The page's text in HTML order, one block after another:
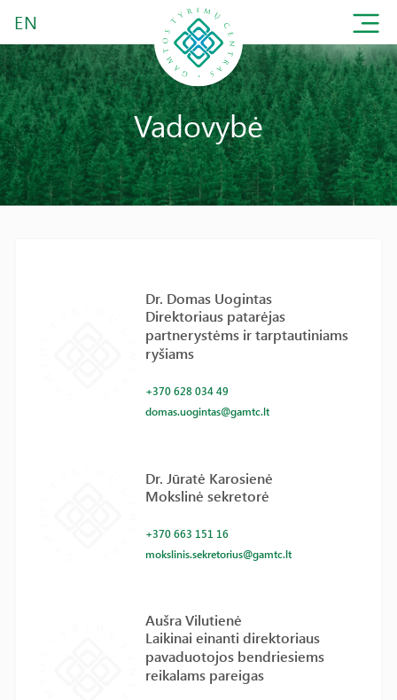
EN
Vadovybė
Aušra Vilutienė
Laikinai einanti direktoriaus
pavaduotojos bendriesiems
reikalams pareigas
Dr. Jūratė Karosienė
Mokslinė sekretorė
+370 663 151 16
mokslinis.sekretorius@gamtc.lt
Dr. Domas Uogintas
Direktoriaus patarėjas
partnerystėms ir tarptautiniams
ryšiams
+370 628 034 49
domas.uogintas@gamtc.lt